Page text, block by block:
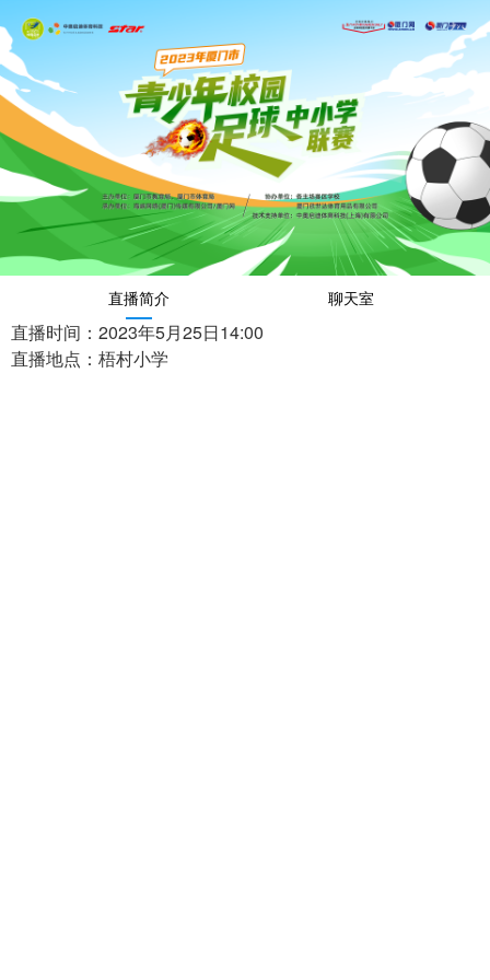
直播简介 聊天室
直播时间：2023年5月25日14:00
直播地点：梧村小学